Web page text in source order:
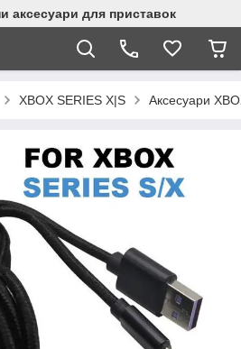
аксесуари для приставок
XBOX SERIES X|S Аксесуари